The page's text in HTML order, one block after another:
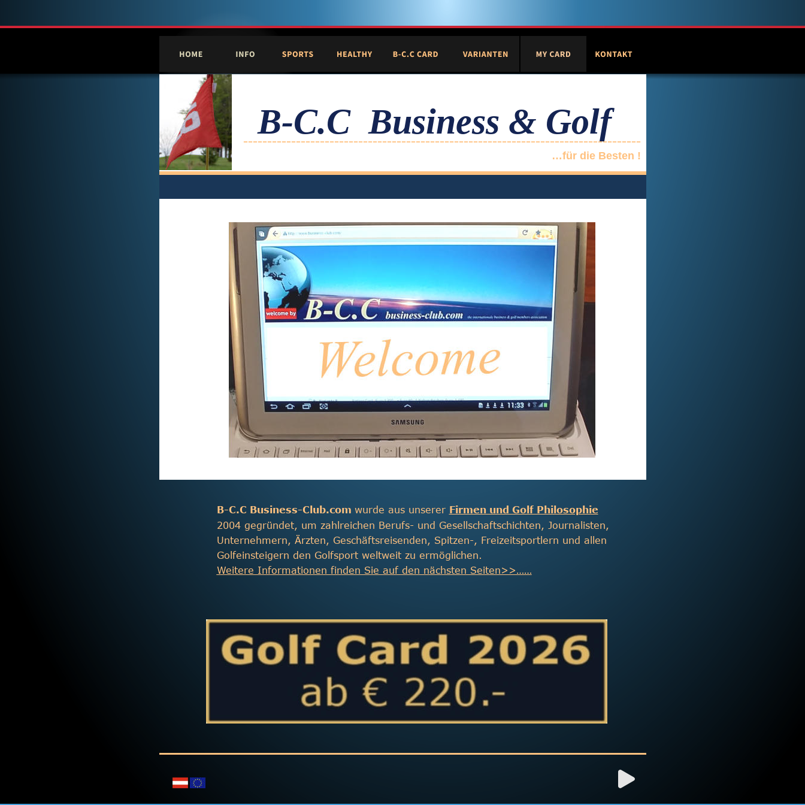
B-C.C Business-Club.com wurde aus unserer Firmen und Golf Philosophie
2004 gegründet, um zahlreichen Berufs- und Gesellschaftschichten, Journalisten,
Unternehmern, Ärzten, Geschäftsreisenden, Spitzen-, Freizeitsportlern und allen
Golfeinsteigern den Golfsport weltweit zu ermöglichen.
Weitere Informationen finden Sie auf den nächsten Seiten>>……
B-C.C  Business & Golf
-----------------------------------------------------------------------------------
…für die Besten !